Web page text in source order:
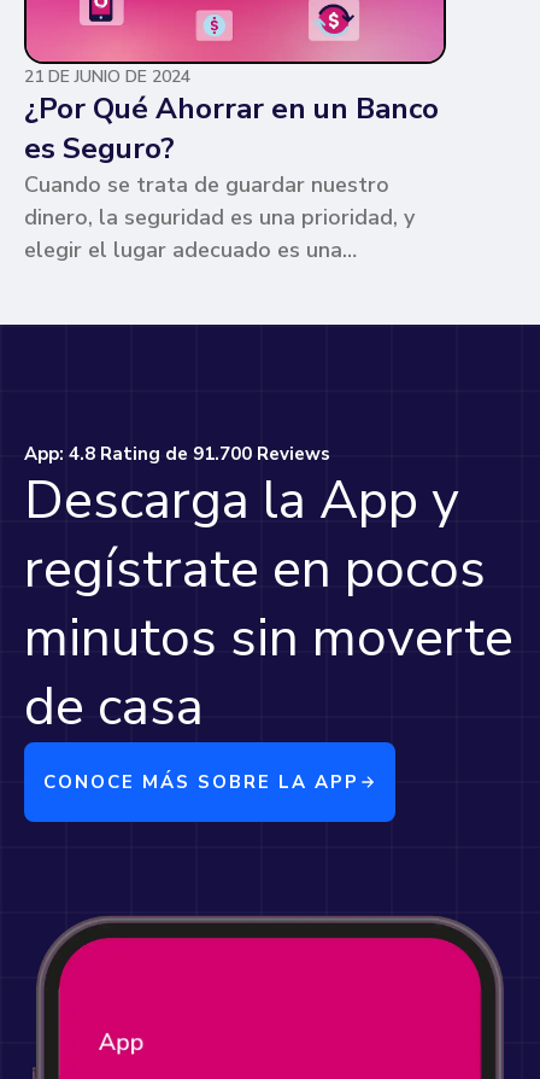
21 DE JUNIO DE 2024
¿Por Qué Ahorrar en un Banco
es Seguro?
Cuando se trata de guardar nuestro
dinero, la seguridad es una prioridad, y
elegir el lugar adecuado es una
App: 4.8 Rating de 91.700 Reviews
Descarga la App y
regístrate en pocos
minutos sin moverte
de casa
CONOCE MÁS SOBRE LA APP